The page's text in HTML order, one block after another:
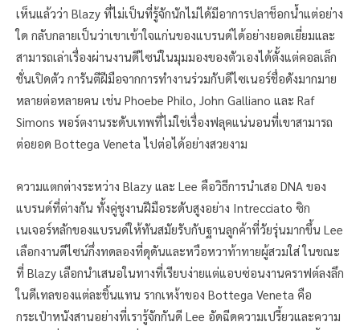
เห็นแล้วว่า Blazy ที่ไม่เป็นที่รู้จักนักไม่ได้มีอาการปลาช็อกน้ำแต่อย่าง
ใด กลับกลายเป็นว่าเขาเข้าใจแก่นของแบรนด์ได้อย่างยอดเยี่ยมและ
สามารถเล่าเรื่องผ่านงานดีไซน์ในมุมมองของตัวเองได้ตั้งแต่คอลเล็ก
ชั่นเปิดตัว การันตีฝีมือจากการทำงานร่วมกับดีไซเนอร์ชื่อดังมากมาย
หลายต่อหลายคน เช่น Phoebe Philo, John Galliano และ Raf
Simons พอร์ตงานระดับเทพที่ไม่ใช่เรื่องฟลุคแน่นอนที่เขาสามารถ
ต่อยอด Bottega Veneta ไปต่อได้อย่างสวยงาม
ความแตกต่างระหว่าง Blazy และ Lee คือวิธีการนำเสอ DNA ของ
แบรนด์ที่ต่างกัน ทั้งคู่ชูงานฝีมือระดับสูงอย่าง Intrecciato ซิก
เนเจอร์หลักของแบรนด์ให้ทันสมัยรับกับฐานลูกค้าที่วัยรุ่นมากขึ้น Lee
เลือกงานดีไซน์กึ่งทดลองที่ดุดันและหวือหวาท้าทายผู้สวมใส่ ในขณะ
ที่ Blazy เลือกนำเสนอในทางที่เรียบง่ายแต่แอบซ่อนงานคราฟต์ลงลึก
ในดีเทลของแต่ละชิ้นแทน รากเหง้าของ Bottega Veneta คือ
กระเป๋าหนังสานอย่างที่เรารู้จักกันดี Lee อัดฉีดความเปรี้ยวและความ